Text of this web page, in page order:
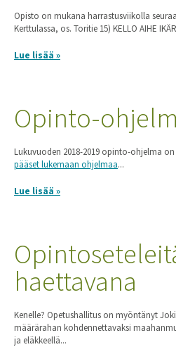
Opisto on mukana harrastusviikolla
Kerttulassa, os. Toritie 15) KELLO AIHE
Lue lisää »
Opinto-
Lukuvuoden 2018-2019 opinto-ohjelma
pääset lukemaan ohjelmaa...
Lue lisää »
haettavana
Kenelle? Opetushallitus on myöntänyt
määrärahan kohdennettavaksi
ja eläkkeellä...